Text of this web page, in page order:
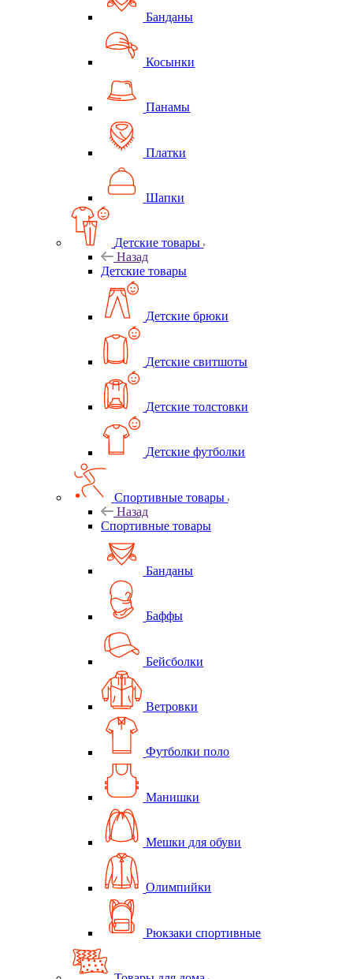
Банданы
Косынки
Панамы
Платки
Шапки
Детские товары
Назад
Детские товары
Детские брюки
Детские свитшоты
Детские толстовки
Детские футболки
Спортивные товары
Назад
Спортивные товары
Банданы
Баффы
Бейсболки
Ветровки
Футболки поло
Манишки
Мешки для обуви
Олимпийки
Рюкзаки спортивные